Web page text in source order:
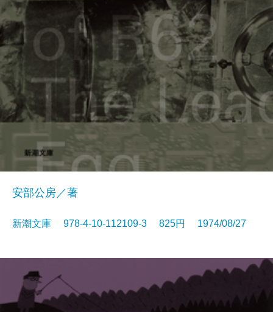
安部公房／著
新潮文庫 978-4-10-112109-3 825円 1974/08/27